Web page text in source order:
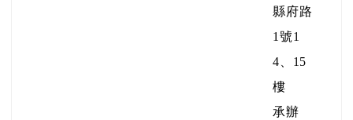
縣府路
1號1
4、15
樓
承辦